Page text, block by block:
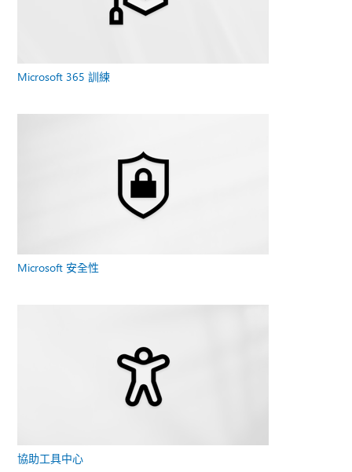
Microsoft 365 訓練
Microsoft 安全性
協助工具中心